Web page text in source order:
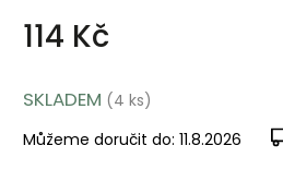
114 Kč
SKLADEM (4 ks)
Můžeme doručit do: 11.8.2026